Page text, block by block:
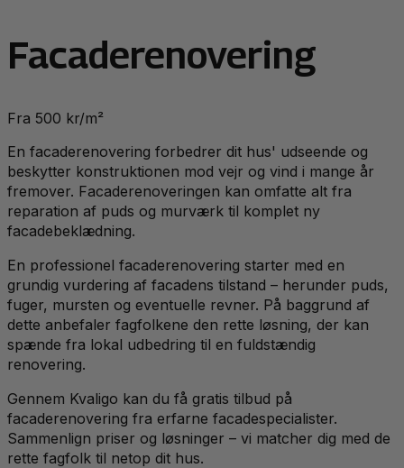
Facaderenovering
Fra 500 kr/m²
En facaderenovering forbedrer dit hus' udseende og
beskytter konstruktionen mod vejr og vind i mange år
fremover. Facaderenoveringen kan omfatte alt fra
reparation af puds og murværk til komplet ny
facadebeklædning.
En professionel facaderenovering starter med en
grundig vurdering af facadens tilstand – herunder puds,
fuger, mursten og eventuelle revner. På baggrund af
dette anbefaler fagfolkene den rette løsning, der kan
spænde fra lokal udbedring til en fuldstændig
renovering.
Gennem Kvaligo kan du få gratis tilbud på
facaderenovering fra erfarne facadespecialister.
Sammenlign priser og løsninger – vi matcher dig med de
rette fagfolk til netop dit hus.